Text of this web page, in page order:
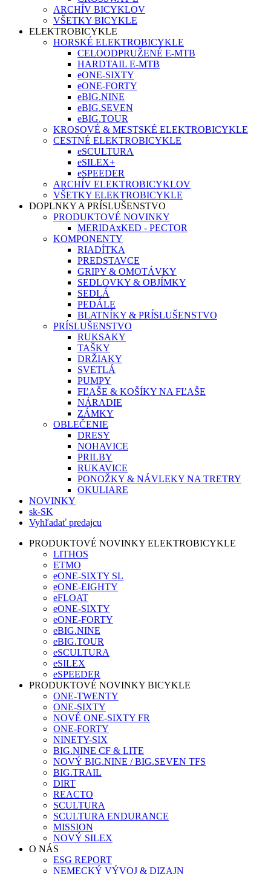
ARCHÍV BICYKLOV
VŠETKY BICYKLE
ELEKTROBICYKLE
HORSKÉ ELEKTROBICYKLE
CELOODPRUŽENÉ E-MTB
HARDTAIL E-MTB
eONE-SIXTY
eONE-FORTY
eBIG.NINE
eBIG.SEVEN
eBIG.TOUR
KROSOVÉ & MESTSKÉ ELEKTROBICYKLE
CESTNÉ ELEKTROBICYKLE
eSCULTURA
eSILEX+
eSPEEDER
ARCHÍV ELEKTROBICYKLOV
VŠETKY ELEKTROBICYKLE
DOPLNKY A PRÍSLUŠENSTVO
PRODUKTOVÉ NOVINKY
MERIDAxKED - PECTOR
KOMPONENTY
RIADÍTKA
PREDSTAVCE
GRIPY & OMOTÁVKY
SEDLOVKY & OBJÍMKY
SEDLÁ
PEDÁLE
BLATNÍKY & PRÍSLUŠENSTVO
PRÍSLUŠENSTVO
RUKSAKY
TAŠKY
DRŽIAKY
SVETLÁ
PUMPY
FĽAŠE & KOŠÍKY NA FĽAŠE
NÁRADIE
ZÁMKY
OBLEČENIE
DRESY
NOHAVICE
PRILBY
RUKAVICE
PONOŽKY & NÁVLEKY NA TRETRY
OKULIARE
NOVINKY
sk-SK
Vyhľadať predajcu
PRODUKTOVÉ NOVINKY ELEKTROBICYKLE
LITHOS
ETMO
eONE-SIXTY SL
eONE-EIGHTY
eFLOAT
eONE-SIXTY
eONE-FORTY
eBIG.NINE
eBIG.TOUR
eSCULTURA
eSILEX
eSPEEDER
PRODUKTOVÉ NOVINKY BICYKLE
ONE-TWENTY
ONE-SIXTY
NOVÉ ONE-SIXTY FR
ONE-FORTY
NINETY-SIX
BIG.NINE CF & LITE
NOVÝ BIG.NINE / BIG.SEVEN TFS
BIG.TRAIL
DIRT
REACTO
SCULTURA
SCULTURA ENDURANCE
MISSION
NOVÝ SILEX
O NÁS
ESG REPORT
NEMECKÝ VÝVOJ & DIZAJN